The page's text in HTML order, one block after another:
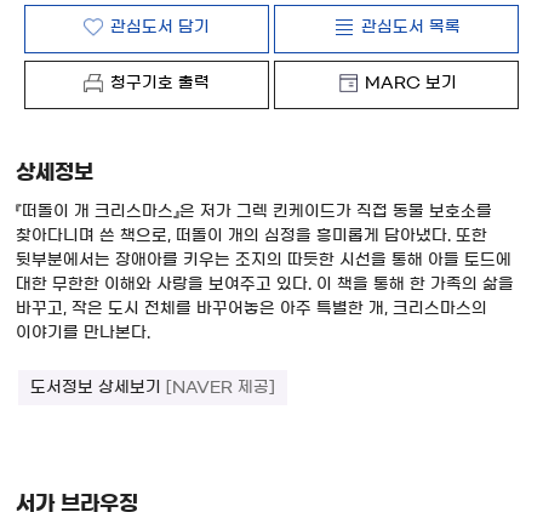
관심도서 담기 관심도서 목록
청구기호 출력 MARC 보기
상세정보
『떠돌이 개 크리스마스』은 저가 그렉 킨케이드가 직접 동물 보호소를
찾아다니며 쓴 책으로, 떠돌이 개의 심정을 흥미롭게 담아냈다. 또한
뒷부분에서는 장애아를 키우는 조지의 따듯한 시선을 통해 아들 토드에
대한 무한한 이해와 사랑을 보여주고 있다. 이 책을 통해 한 가족의 삶을
바꾸고, 작은 도시 전체를 바꾸어놓은 아주 특별한 개, 크리스마스의
이야기를 만나본다.
도서정보 상세보기 [NAVER 제공]
서가 브라우징